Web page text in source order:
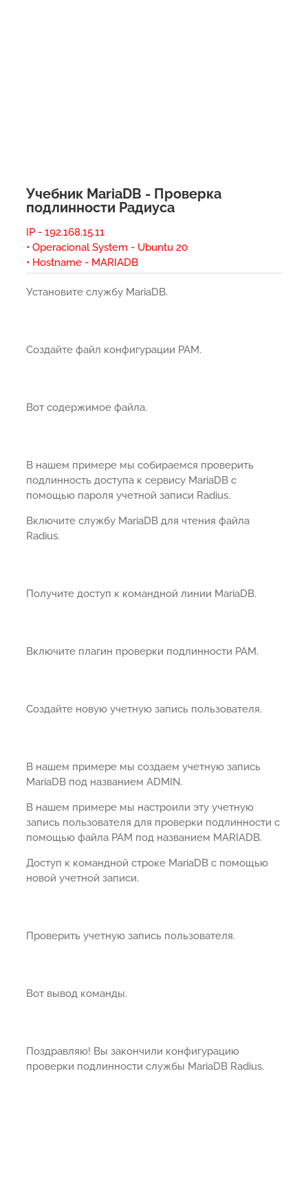
Учебник MariaDB - Проверка
подлинности Радиуса
IP - 192.168.15.11
• Operacional System - Ubuntu 20
• Hostname - MARIADB
Установите службу MariaDB.
Создайте файл конфигурации PAM.
Вот содержимое файла.
В нашем примере мы собираемся проверить
подлинность доступа к сервису MariaDB с
помощью пароля учетной записи Radius.
Включите службу MariaDB для чтения файла
Radius.
Получите доступ к командной линии MariaDB.
Включите плагин проверки подлинности PAM.
Создайте новую учетную запись пользователя.
В нашем примере мы создаем учетную запись
MariaDB под названием ADMIN.
В нашем примере мы настроили эту учетную
запись пользователя для проверки подлинности с
помощью файла PAM под названием MARIADB.
Доступ к командной строке MariaDB с помощью
новой учетной записи.
Проверить учетную запись пользователя.
Вот вывод команды.
Поздравляю! Вы закончили конфигурацию
проверки подлинности службы MariaDB Radius.